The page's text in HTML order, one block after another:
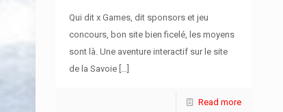
Qui dit x Games, dit sponsors et jeu
concours, bon site bien ficelé, les moyens
sont là. Une aventure interactif sur le site
de la Savoie[…]
Read more